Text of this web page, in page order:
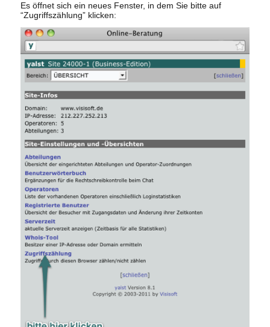
Es öffnet sich ein neues Fenster, in dem Sie bitte auf
“Zugriffszählung” klicken: